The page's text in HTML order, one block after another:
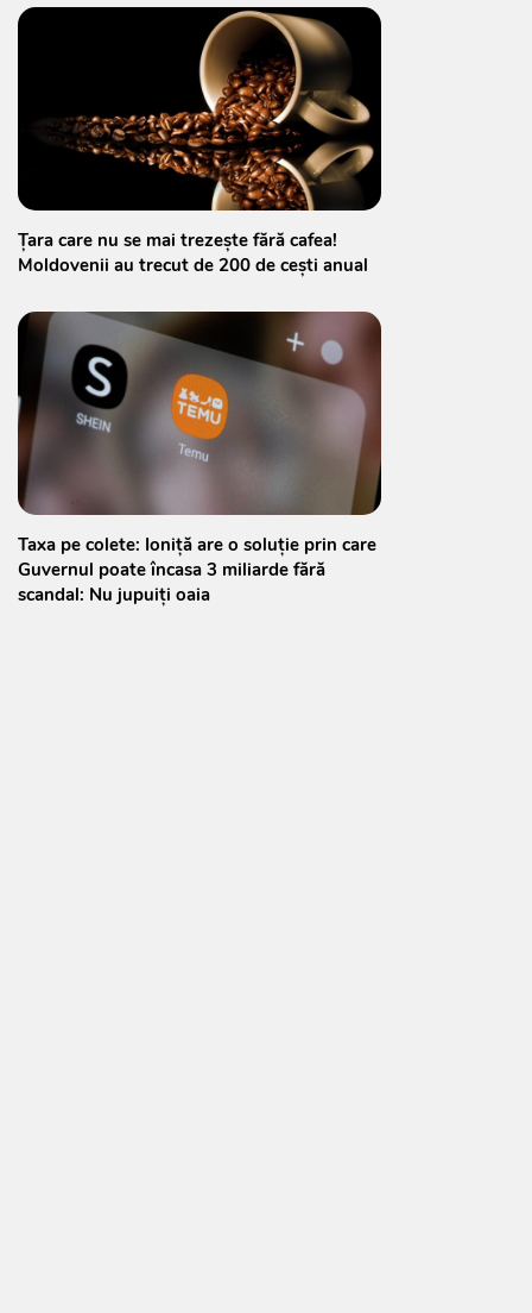
Țara care nu se mai trezește fără cafea!
Moldovenii au trecut de 200 de cești anual
Taxa pe colete: Ioniță are o soluție prin care
Guvernul poate încasa 3 miliarde fără
scandal: Nu jupuiți oaia